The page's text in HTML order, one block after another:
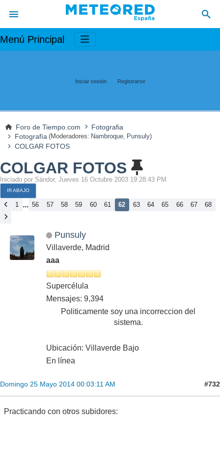
Menú Principal
Iniciar sesión Registrarse
Foro de Tiempo.com
Fotografia
Fotografía (Moderadores: Nambroque, Punsuly)
COLGAR FOTOS
COLGAR FOTOS
Iniciado por Sándor, Jueves 16 Octubre 2003 19:28:43 PM
IR ABAJO
1 ... 56 57 58 59 60 61 62 63 64 65 66 67 68
Punsuly
Villaverde, Madrid
aaa
Supercélula
Mensajes: 9,394
Politicamente soy una incorreccion del
sistema.
Ubicación: Villaverde Bajo
En línea
Domingo 25 Mayo 2014 00:03:11 AM #732
Practicando con otros subidores: